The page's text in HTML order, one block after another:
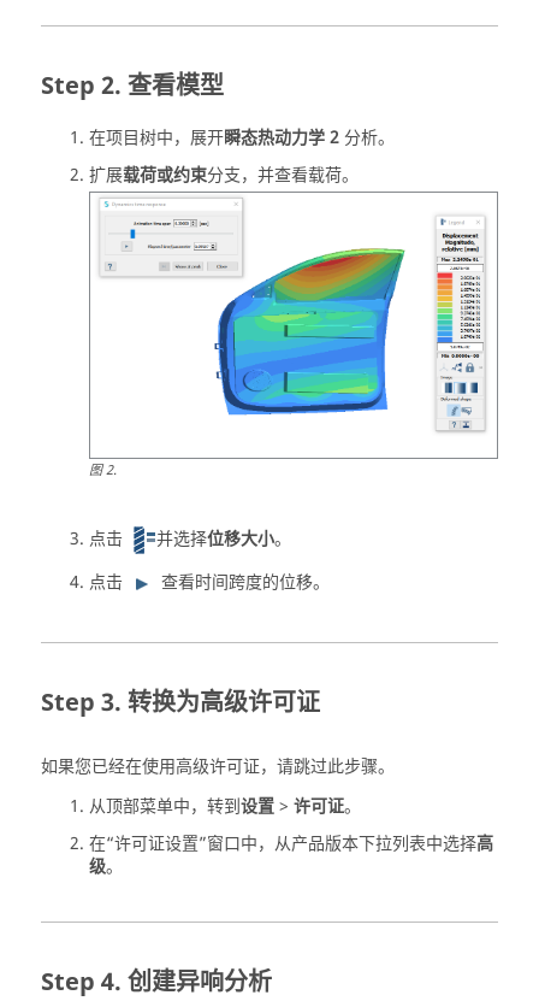
查看模型
在项目树中，展开瞬态热动力学 2分析。
扩展载荷或约束分支，并查看载荷。
图2.
点击 并选择位移大小。
点击
查看时间跨度的位移。
转换为高级许可证
如果您已经在使用高级许可证，请跳过此步骤。
从顶部菜单中，转到设置> 许可证。
在“许可证设置”窗口中，从产品版本下拉列表中选择高
级。
创建异响分析